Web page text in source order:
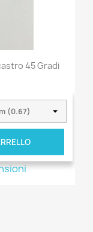
45 Gradi